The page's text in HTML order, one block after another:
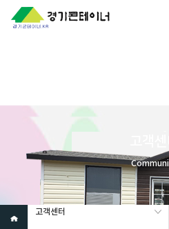
Warning: mysql_fetch_array():
MySQL result resource in
/home/
고객센터